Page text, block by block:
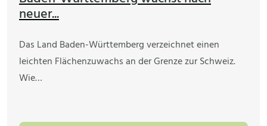
neuer...
Das Land Baden-Württemberg verzeichnet einen
leichten Flächenzuwachs an der Grenze zur Schweiz.
Wie…